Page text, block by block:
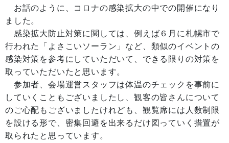
お話のように、コロナの感染拡大の中での開催になり
ました。
感染拡大防止対策に関しては、例えば６月に札幌市で
行われた「よさこいソーラン」など、類似のイベントの
感染対策を参考にしていただいて、できる限りの対策を
取っていただいたと思います。
参加者、会場運営スタッフは体温のチェックを事前に
していくこともございましたし、観客の皆さんについて
のご心配もございましたけれども、観覧席には人数制限
を設ける形で、密集回避を出来るだけ図っていく措置が
取られたと思っています。